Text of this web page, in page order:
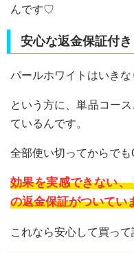
んです♡
安心な返金保証付き
パールホワイトはいき
という方に、単品コー
ているんです。
全部使い切ってからでも
効果を実感できない
の返金保証がついてい
これなら安心して買って